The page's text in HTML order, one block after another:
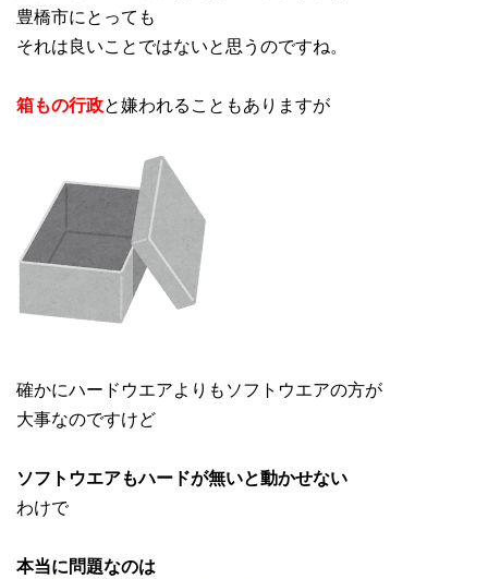
豊橋市にとっても
それは良いことではないと思うのですね。
箱もの行政と嫌われることもありますが
確かにハードウエアよりもソフトウエアの方が
大事なのですけど
ソフトウエアもハードが無いと動かせない
わけで
本当に問題なのは